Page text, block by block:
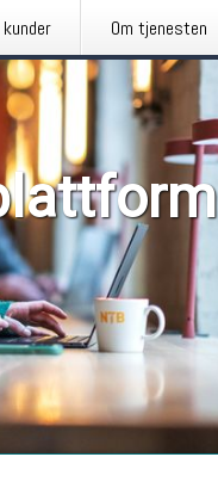
Om tjenesten